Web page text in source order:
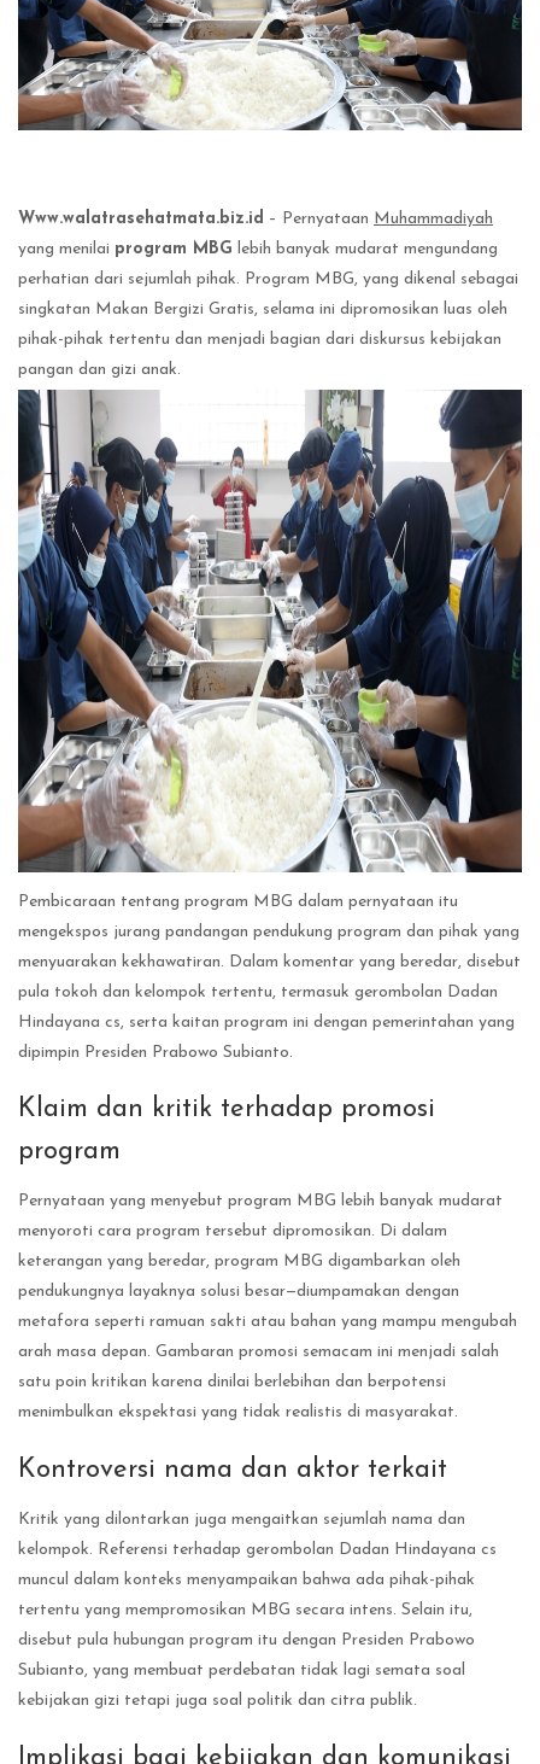
Www.walatrasehatmata.biz.id – Pernyataan Muhammadiyah
yang menilai program MBG lebih banyak mudarat mengundang
perhatian dari sejumlah pihak. Program MBG, yang dikenal sebagai
singkatan Makan Bergizi Gratis, selama ini dipromosikan luas oleh
pihak-pihak tertentu dan menjadi bagian dari diskursus kebijakan
pangan dan gizi anak.
Pembicaraan tentang program MBG dalam pernyataan itu
mengekspos jurang pandangan pendukung program dan pihak yang
menyuarakan kekhawatiran. Dalam komentar yang beredar, disebut
pula tokoh dan kelompok tertentu, termasuk gerombolan Dadan
Hindayana cs, serta kaitan program ini dengan pemerintahan yang
dipimpin Presiden Prabowo Subianto.
Klaim dan kritik terhadap promosi
program
Pernyataan yang menyebut program MBG lebih banyak mudarat
menyoroti cara program tersebut dipromosikan. Di dalam
keterangan yang beredar, program MBG digambarkan oleh
pendukungnya layaknya solusi besar—diumpamakan dengan
metafora seperti ramuan sakti atau bahan yang mampu mengubah
arah masa depan. Gambaran promosi semacam ini menjadi salah
satu poin kritikan karena dinilai berlebihan dan berpotensi
menimbulkan ekspektasi yang tidak realistis di masyarakat.
Kontroversi nama dan aktor terkait
Kritik yang dilontarkan juga mengaitkan sejumlah nama dan
kelompok. Referensi terhadap gerombolan Dadan Hindayana cs
muncul dalam konteks menyampaikan bahwa ada pihak-pihak
tertentu yang mempromosikan MBG secara intens. Selain itu,
disebut pula hubungan program itu dengan Presiden Prabowo
Subianto, yang membuat perdebatan tidak lagi semata soal
kebijakan gizi tetapi juga soal politik dan citra publik.
Implikasi bagi kebijakan dan komunikasi